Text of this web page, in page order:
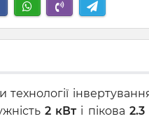
технології
2 кВті пікова 2.3